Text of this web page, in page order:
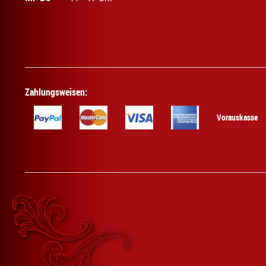
Zahlungsweisen:
Vorauskasse